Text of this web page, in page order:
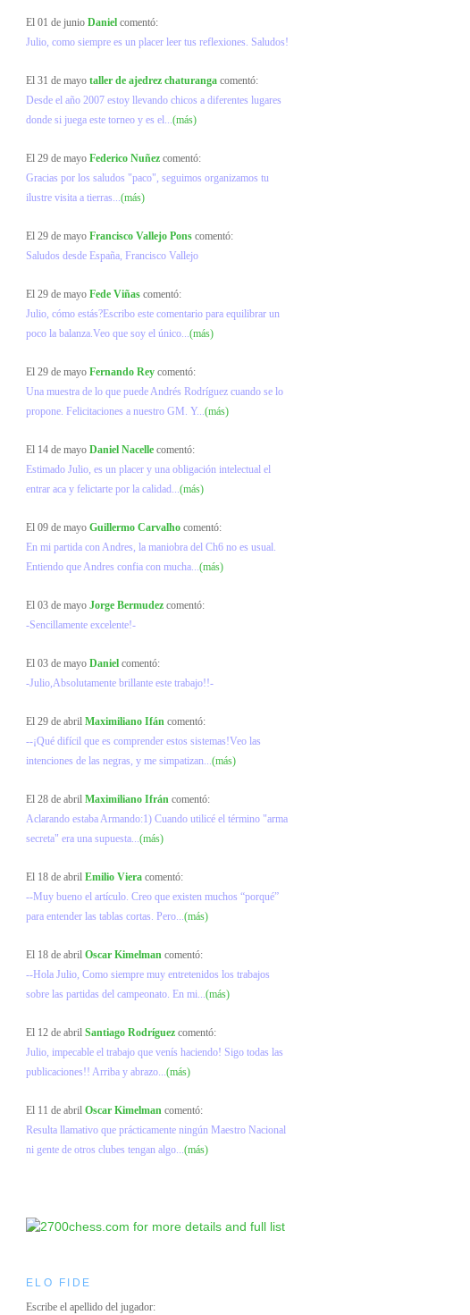
El 01 de junio Daniel comentó:
Julio, como siempre es un placer leer tus reflexiones. Saludos!
El 31 de mayo taller de ajedrez chaturanga comentó:
Desde el año 2007 estoy llevando chicos a diferentes lugares
donde si juega este torneo y es el...(más)
El 29 de mayo Federico Nuñez comentó:
Gracias por los saludos "paco", seguimos organizamos tu
ilustre visita a tierras...(más)
El 29 de mayo Francisco Vallejo Pons comentó:
Saludos desde España, Francisco Vallejo
El 29 de mayo Fede Viñas comentó:
Julio, cómo estás?Escribo este comentario para equilibrar un
poco la balanza.Veo que soy el único...(más)
El 29 de mayo Fernando Rey comentó:
Una muestra de lo que puede Andrés Rodríguez cuando se lo
propone. Felicitaciones a nuestro GM. Y...(más)
El 14 de mayo Daniel Nacelle comentó:
Estimado Julio, es un placer y una obligación intelectual el
entrar aca y felictarte por la calidad...(más)
El 09 de mayo Guillermo Carvalho comentó:
En mi partida con Andres, la maniobra del Ch6 no es usual.
Entiendo que Andres confia con mucha...(más)
El 03 de mayo Jorge Bermudez comentó:
-Sencillamente excelente!-
El 03 de mayo Daniel comentó:
-Julio,Absolutamente brillante este trabajo!!-
El 29 de abril Maximiliano Ifán comentó:
--¡Qué difícil que es comprender estos sistemas!Veo las
intenciones de las negras, y me simpatizan...(más)
El 28 de abril Maximiliano Ifrán comentó:
Aclarando estaba Armando:1) Cuando utilicé el término "arma
secreta" era una supuesta...(más)
El 18 de abril Emilio Viera comentó:
--Muy bueno el artículo. Creo que existen muchos “porqué”
para entender las tablas cortas. Pero...(más)
El 18 de abril Oscar Kimelman comentó:
--Hola Julio, Como siempre muy entretenidos los trabajos
sobre las partidas del campeonato. En mi...(más)
El 12 de abril Santiago Rodríguez comentó:
Julio, impecable el trabajo que venís haciendo! Sigo todas las
publicaciones!! Arriba y abrazo...(más)
El 11 de abril Oscar Kimelman comentó:
Resulta llamativo que prácticamente ningún Maestro Nacional
ni gente de otros clubes tengan algo...(más)
ELO FIDE
Escribe el apellido del jugador: